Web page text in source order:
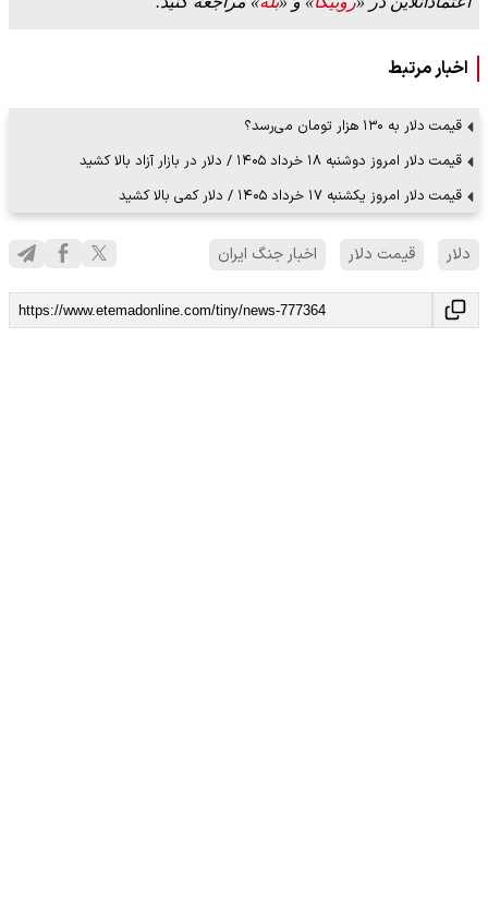
اخبار مرتبط
قیمت دلار به ۱۳۰ هزار تومان می‌رسد؟
قیمت دلار امروز دوشنبه ۱۸ خرداد ۱۴۰۵ / دلار در بازار آزاد بالا کشید
قیمت دلار امروز یکشنبه ۱۷ خرداد ۱۴۰۵ / دلار کمی بالا کشید
دلار قیمت دلار اخبار جنگ ایران